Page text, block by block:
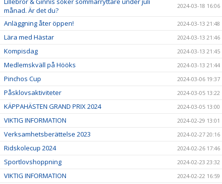
månad. Är det du?
2024-03-18 16:06
Anläggning åter öppen! 2024-03-13 21:48
Lära med Hästar 2024-03-13 21:46
Kompisdag 2024-03-13 21:45
Medlemskväll på Hööks 2024-03-13 21:44
Pinchos Cup 2024-03-06 19:37
Påsklovsaktiviteter 2024-03-05 13:22
KÄPPAHÄSTEN GRAND PRIX 2024 2024-03-05 13:00
VIKTIG INFORMATION 2024-02-29 13:01
Verksamhetsberättelse 2023 2024-02-27 20:16
Ridskolecup 2024 2024-02-26 17:46
Sportlovshoppning 2024-02-23 23:32
VIKTIG INFORMATION 2024-02-22 16:59